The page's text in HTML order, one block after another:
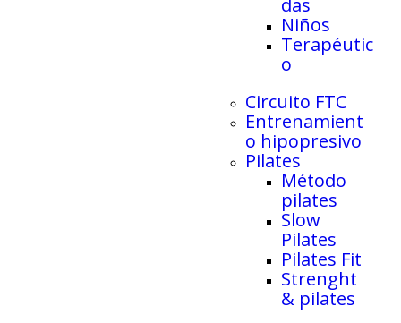
das
Niños
Terapéutic
o
Circuito FTC
Entrenamient
o hipopresivo
Pilates
Método
pilates
Slow
Pilates
Pilates Fit
Strenght
& pilates